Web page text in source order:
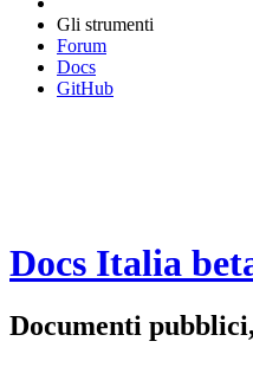
Gli strumenti
Forum
Docs
GitHub
Docs Italia
Documenti